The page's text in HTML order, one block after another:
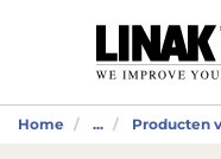
Home ... Producten